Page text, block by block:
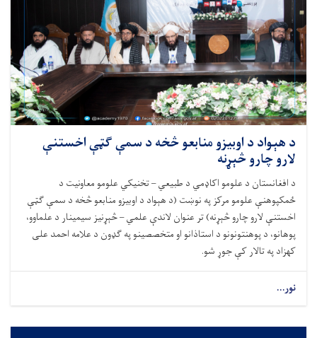
د هېواد د اوبیزو منابعو څخه د سمې ګټې اخستنې
لارو چارو څېړنه
د افغانستان د علومو اکاډمي د طبیعي – تخنیکي علومو معاونیت د
ځمکپوهنې علومو مرکز په نوښت (د هېواد د اوبیزو منابعو څخه د سمې ګټې
اخستنې لارو چارو څېړنه) تر عنوان لاندې علمي – څېړنیز سیمینار د علماوو،
پوهانو، د پوهنتونونو د استاذانو او متخصصینو په ګډون د علامه احمد علی
کهزاد په تالار کې جوړ شو.
نور...